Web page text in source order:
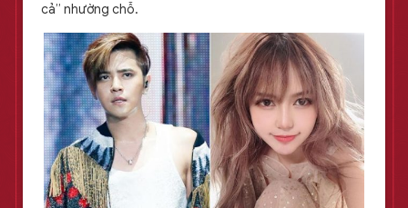
cả” nhường chỗ.